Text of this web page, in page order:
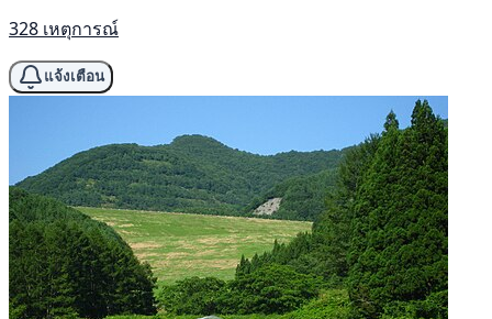
328 เหตุการณ์
แจ้งเตือน